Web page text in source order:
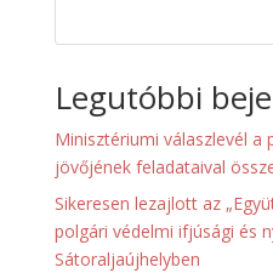
Legutóbbi
Minisztériumi válaszlevél a
jövőjének feladataival
Sikeresen lezajlott az
polgári védelmi ifjúsági és
Sátoraljaújhelyben